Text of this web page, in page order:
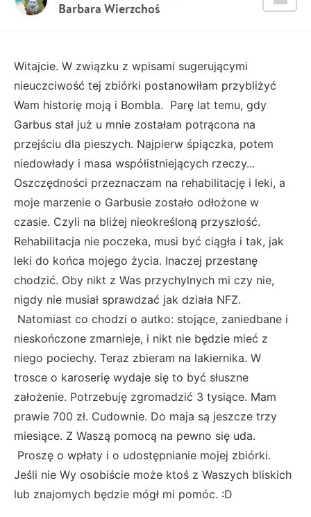
Barbara Wierzchoś
Witajcie. W związku z wpisami sugerującymi
nieuczciwość tej zbiórki postanowiłam przybliżyć
Wam historię moją i Bombla. Parę lat temu, gdy
Garbus stał już u mnie zostałam potrącona na
przejściu dla pieszych. Najpierw śpiączka, potem
niedowłady i masa współistniejących rzeczy...
Oszczędności przeznaczam na rehabilitację i leki, a
moje marzenie o Garbusie zostało odłożone w
czasie. Czyli na bliżej nieokreśloną przyszłość.
Rehabilitacja nie poczeka, musi być ciągła i tak, jak
leki do końca mojego życia. Inaczej przestanę
chodzić. Oby nikt z Was przychylnych mi czy nie,
nigdy nie musiał sprawdzać jak działa NFZ.
Natomiast co chodzi o autko: stojące, zaniedbane i
nieskończone zmarnieje, i nikt nie będzie mieć z
niego pociechy. Teraz zbieram na lakiernika. W
trosce o karoserię wydaje się to być słuszne
założenie. Potrzebuję zgromadzić 3 tysiące. Mam
prawie 700 zł. Cudownie. Do maja są jeszcze trzy
miesiące. Z Waszą pomocą na pewno się uda.
Proszę o wpłaty i o udostępnianie mojej zbiórki.
Jeśli nie Wy osobiście może ktoś z Waszych bliskich
lub znajomych będzie mógł mi pomóc. :D